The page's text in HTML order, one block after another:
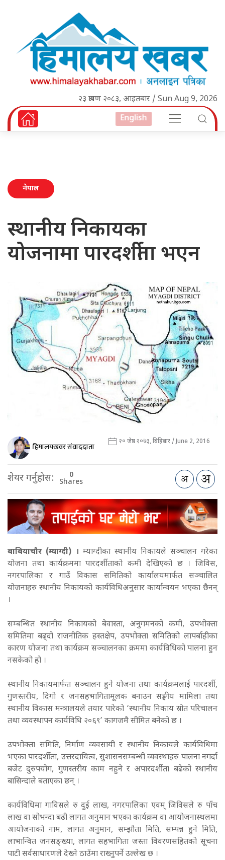
२३ श्रावण २०८३, आइतबार / Sun Aug 9, 2026
English
नेपाल
स्थानीय निकायका
योजनामा पारदर्शीता भएन
हिमालयखवर संवाददाता २० जेष्ठ २०७३, बिहिबार / June 2, 2016
शेयर गर्नुहोस: 0
Shares
बाबियाचौर (म्याग्दी) । म्याग्दीका स्थानीय निकायले सञ्चालन गरेका
योजना तथा कार्यक्रममा पारदर्शीताको कमी देखिएको छ । जिविस,
नगरपालिका र गाउँ विकास समितिको कार्यालयमार्फत सञ्चालित
योजनाहरु स्थानीय निकायको कार्यविधिअनुसार कार्यान्वयन भएका छैनन्
।
सम्बन्धित स्थानीय निकायको बेवास्ता, अनुगमनको कमी, उपभोक्ता
समितिमा बढ्दो राजनीतिक हस्तक्षेप, उपभोक्ता समितिको लापर्बाहीका
कारण योजना तथा कार्यक्रम सञ्चालनका क्रममा कार्यविधिको पालना हुन
नसकेको हो ।
स्थानीय निकायमार्फत सञ्चालन हुने योजना तथा कार्यक्रमलाई पारदर्शी,
गुणस्तरीय, दिगो र जनसहभागितामूलक बनाउन सङ्घीय मामिला तथा
स्थानीय विकास मन्त्रालयले तयार पारेको ‘स्थानीय निकाय स्रोत परिचालन
तथा व्यवस्थापन कार्यविधि २०६९’ कागजमै सीमित बनेको छ ।
उपभोक्ता समिति, निर्माण व्यवसायी र स्थानीय निकायले कार्यविधिमा
भएका पारदर्शीता, उत्तरदायित्व, सुशासनसम्बन्धी व्यवस्थाहरु पालना नगर्दा
बजेट दुरुपयोग, गुणस्तरीय काम नहुने र अपारदर्शीता बढेको स्थानीय
बासिन्दाले बताएका छन् ।
कार्यविधिमा गाविसले रु दुई लाख, नगरपालिका एवम् जिविसले रु पाँच
लाख वा सोभन्दा बढी लागत अनुमान भएका कार्यक्रम वा आयोजनास्थलमा
आयोजनाको नाम, लागत अनुमान, सम्झौता मिति, सम्पन्न हुने मिति,
लाभान्वित जनसङ्ख्या, लागत सहभागिता जस्ता विवरणसहितको सूचना
पाटी सर्वसाधारणले देख्ने ठाउँमा राख्नुपर्ने उल्लेख छ ।